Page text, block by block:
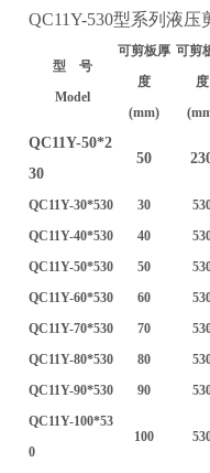
QC11Y-530型系列液压
型 号
Model
可剪板厚
度
(mm)
可剪
度
QC11Y-50*2
30
50
QC11Y-30*530 30
QC11Y-40*530
40
QC11Y-50*530
50
QC11Y-60*530
60
QC11Y-70*530
70
QC11Y-80*530
80
QC11Y-90*530
90
QC11Y-100*53
0
100